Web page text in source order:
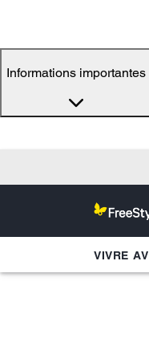
Informations importantes
VIVRE